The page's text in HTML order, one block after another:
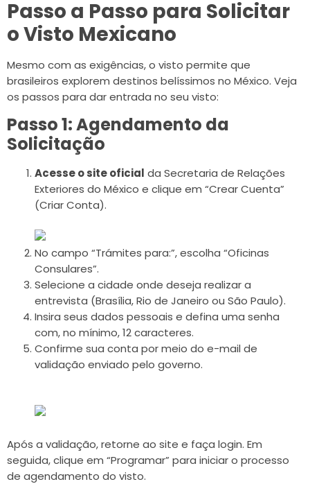
Passo a Passo para Solicitar
o Visto Mexicano
Mesmo com as exigências, o visto permite que
brasileiros explorem destinos belíssimos no México. Veja
os passos para dar entrada no seu visto:
Passo 1: Agendamento da
Solicitação
Acesse o site oficial da Secretaria de Relações
Exteriores do México e clique em “Crear Cuenta”
(Criar Conta).
No campo “Trámites para:”, escolha “Oficinas
Consulares”.
Selecione a cidade onde deseja realizar a
entrevista (Brasília, Rio de Janeiro ou São Paulo).
Insira seus dados pessoais e defina uma senha
com, no mínimo, 12 caracteres.
Confirme sua conta por meio do e-mail de
validação enviado pelo governo.
Após a validação, retorne ao site e faça login. Em
seguida, clique em “Programar” para iniciar o processo
de agendamento do visto.